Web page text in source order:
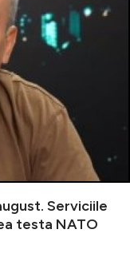
Serviciile
testa NATO